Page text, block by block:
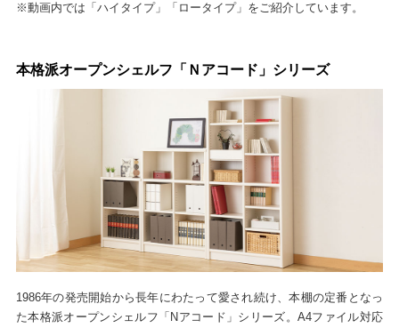
※動画内では「ハイタイプ」「ロータイプ」をご紹介しています。
本格派オープンシェルフ「Ｎアコード」シリーズ
1986年の発売開始から長年にわたって愛され続け、本棚の定番となっ
た本格派オープンシェルフ「Nアコード」シリーズ。A4ファイル対応